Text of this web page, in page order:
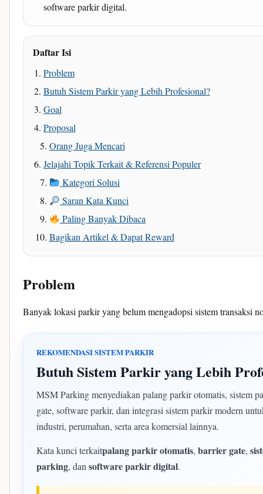
software parkir digital.
Daftar Isi
Problem
Butuh Sistem Parkir yang Lebih Profesional?
Goal
Proposal
Orang Juga Mencari
Jelajahi Topik Terkait & Referensi Populer
Kategori Solusi
Saran Kata Kunci
Paling Banyak Dibaca
Bagikan Artikel & Dapat Reward
Problem
Banyak lokasi parkir yang belum mengadopsi sistem transaksi
REKOMENDASI SISTEM PARKIR
Butuh Sistem Parkir yang Lebih
MSM Parking menyediakan palang parkir otomatis, sistem
gate, software parkir, dan integrasi sistem parkir modern
industri, perumahan, serta area komersial lainnya.
Kata kunci terkaitpalang parkir otomatis, barrier gate,
parking, dan software parkir digital.